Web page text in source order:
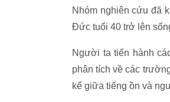
Nhóm nghiên cứu đã
Đức tuổi 40 trở lên
Người ta tiến hành
phân tích về các
kể giữa tiếng ồn và